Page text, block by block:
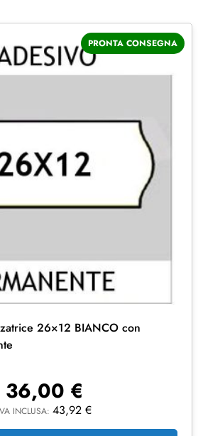
PRONTA CONSEGNA
26×12 BIANCO con
36,00 €
INCLUSA: 43,92 €